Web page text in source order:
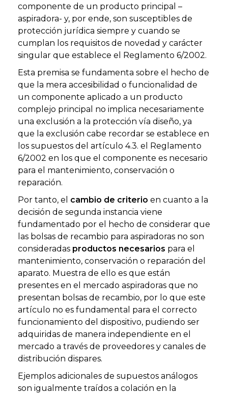
componente de un producto principal –
aspiradora- y, por ende, son susceptibles de
protección jurídica siempre y cuando se
cumplan los requisitos de novedad y carácter
singular que establece el Reglamento 6/2002.
Esta premisa se fundamenta sobre el hecho de
que la mera accesibilidad o funcionalidad de
un componente aplicado a un producto
complejo principal no implica necesariamente
una exclusión a la protección vía diseño, ya
que la exclusión cabe recordar se establece en
los supuestos del artículo 4.3. el Reglamento
6/2002 en los que el componente es necesario
para el mantenimiento, conservación o
reparación.
Por tanto, el cambio de criterio en cuanto a la
decisión de segunda instancia viene
fundamentado por el hecho de considerar que
las bolsas de recambio para aspiradoras no son
consideradas productos necesarios para el
mantenimiento, conservación o reparación del
aparato. Muestra de ello es que están
presentes en el mercado aspiradoras que no
presentan bolsas de recambio, por lo que este
artículo no es fundamental para el correcto
funcionamiento del dispositivo, pudiendo ser
adquiridas de manera independiente en el
mercado a través de proveedores y canales de
distribución dispares.
Ejemplos adicionales de supuestos análogos
son igualmente traídos a colación en la